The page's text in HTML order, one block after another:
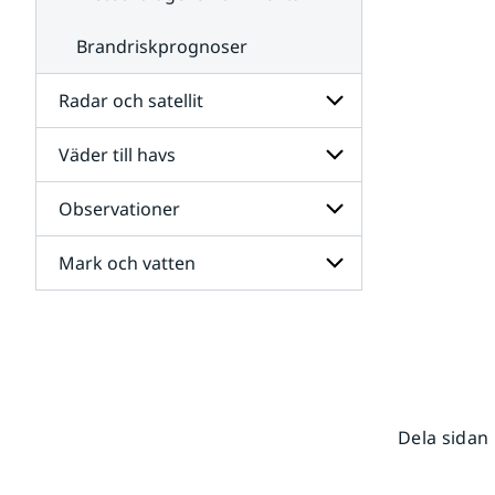
Brandriskprognoser
Radar och satellit
Undersidor
för
Radar
och
satellit
Väder till havs
Undersidor
för
Väder
till
havs
Observationer
Undersidor
för
Mark och vatten
Dela sidan